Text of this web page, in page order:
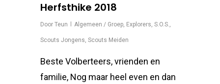
Herfsthike 2018
Door Teun Algemeen / Groep, Explorers, S.O.S.,
Scouts Jongens, Scouts Meiden
Beste Volberteers, vrienden en
familie, Nog maar heel even en dan